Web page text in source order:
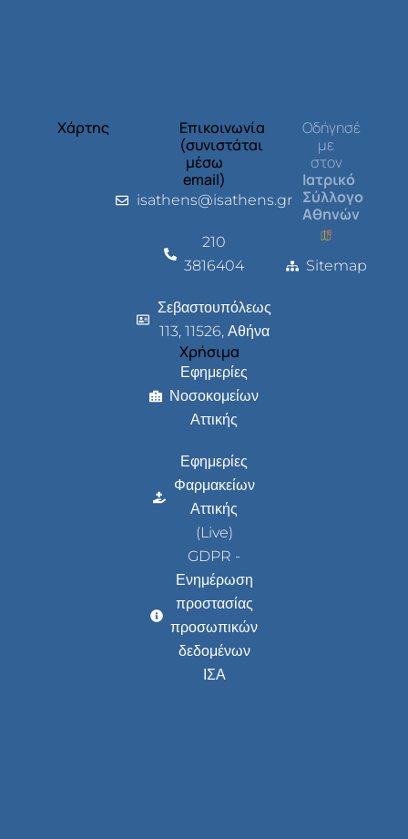
Χάρτης
Επικοινωνία
(συνιστάται
μέσω
email)
isathens@isathens.gr
210
3816404
Σεβαστουπόλεως
113, 11526, Αθήνα
Χρήσιμα
Εφημερίες
Νοσοκομείων
Αττικής
Εφημερίες
Φαρμακείων
Αττικής
(Live)
GDPR -
Ενημέρωση
προστασίας
προσωπικών
δεδομένων
ΙΣΑ
Οδήγησέ
με
στον
Ιατρικό
Σύλλογο
Αθηνών
Sitemap